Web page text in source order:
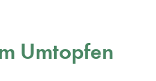
Umtopfen